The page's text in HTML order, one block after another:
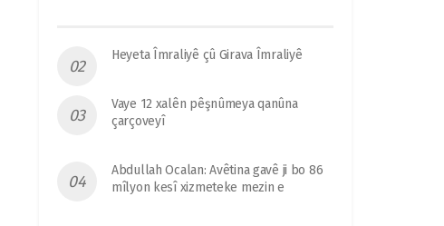
Heyeta Îmraliyê çû Girava Îmraliyê
Vaye 12 xalên pêşnûmeya qanûna
çarçoveyî
Abdullah Ocalan: Avêtina gavê ji bo 86
mîlyon kesî xizmeteke mezin e